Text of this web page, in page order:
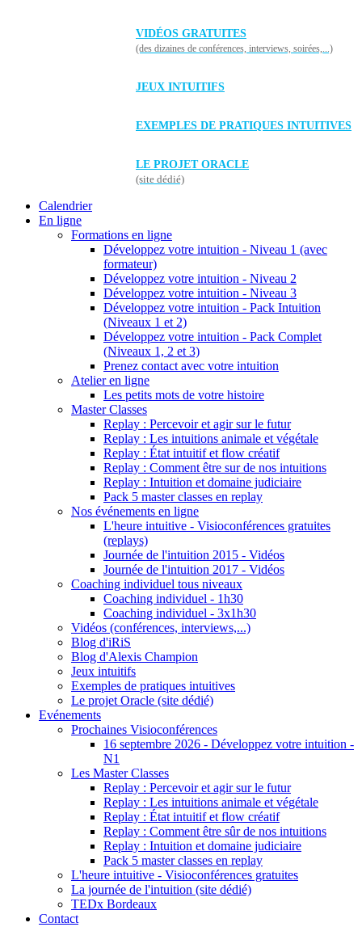
VIDÉOS GRATUITES
(des dizaines de conférences, interviews, soirées,...)
JEUX INTUITIFS
EXEMPLES DE PRATIQUES INTUITIVES
LE PROJET ORACLE
(site dédié)
Calendrier
En ligne
Formations en ligne
Développez votre intuition - Niveau 1 (avec
formateur)
Développez votre intuition - Niveau 2
Développez votre intuition - Niveau 3
Développez votre intuition - Pack Intuition
(Niveaux 1 et 2)
Développez votre intuition - Pack Complet
(Niveaux 1, 2 et 3)
Prenez contact avec votre intuition
Atelier en ligne
Les petits mots de votre histoire
Master Classes
Replay : Percevoir et agir sur le futur
Replay : Les intuitions animale et végétale
Replay : État intuitif et flow créatif
Replay : Comment être sur de nos intuitions
Replay : Intuition et domaine judiciaire
Pack 5 master classes en replay
Nos événements en ligne
L'heure intuitive - Visioconférences gratuites
(replays)
Journée de l'intuition 2015 - Vidéos
Journée de l'intuition 2017 - Vidéos
Coaching individuel tous niveaux
Coaching individuel - 1h30
Coaching individuel - 3x1h30
Vidéos (conférences, interviews,...)
Blog d'iRiS
Blog d'Alexis Champion
Jeux intuitifs
Exemples de pratiques intuitives
Le projet Oracle (site dédié)
Evénements
Prochaines Visioconférences
16 septembre 2026 - Développez votre intuition -
N1
Les Master Classes
Replay : Percevoir et agir sur le futur
Replay : Les intuitions animale et végétale
Replay : État intuitif et flow créatif
Replay : Comment être sûr de nos intuitions
Replay : Intuition et domaine judiciaire
Pack 5 master classes en replay
L'heure intuitive - Visioconférences gratuites
La journée de l'intuition (site dédié)
TEDx Bordeaux
Contact